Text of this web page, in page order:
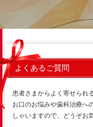
よくあるご質問
患者さまからよく寄せられ
お口のお悩みや歯科治療へ
しゃいますので、どうぞお